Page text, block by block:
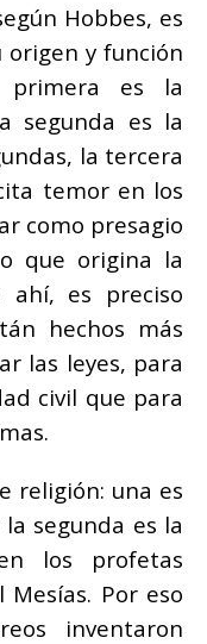
Hobbes, es
y función
primera es la
segunda es la
la tercera
temor en los
como presagio
que origina la
ahí, es preciso
hechos más
las leyes, para
civil que para
religión: una es
segunda es la
los profetas
Por eso
inventaron